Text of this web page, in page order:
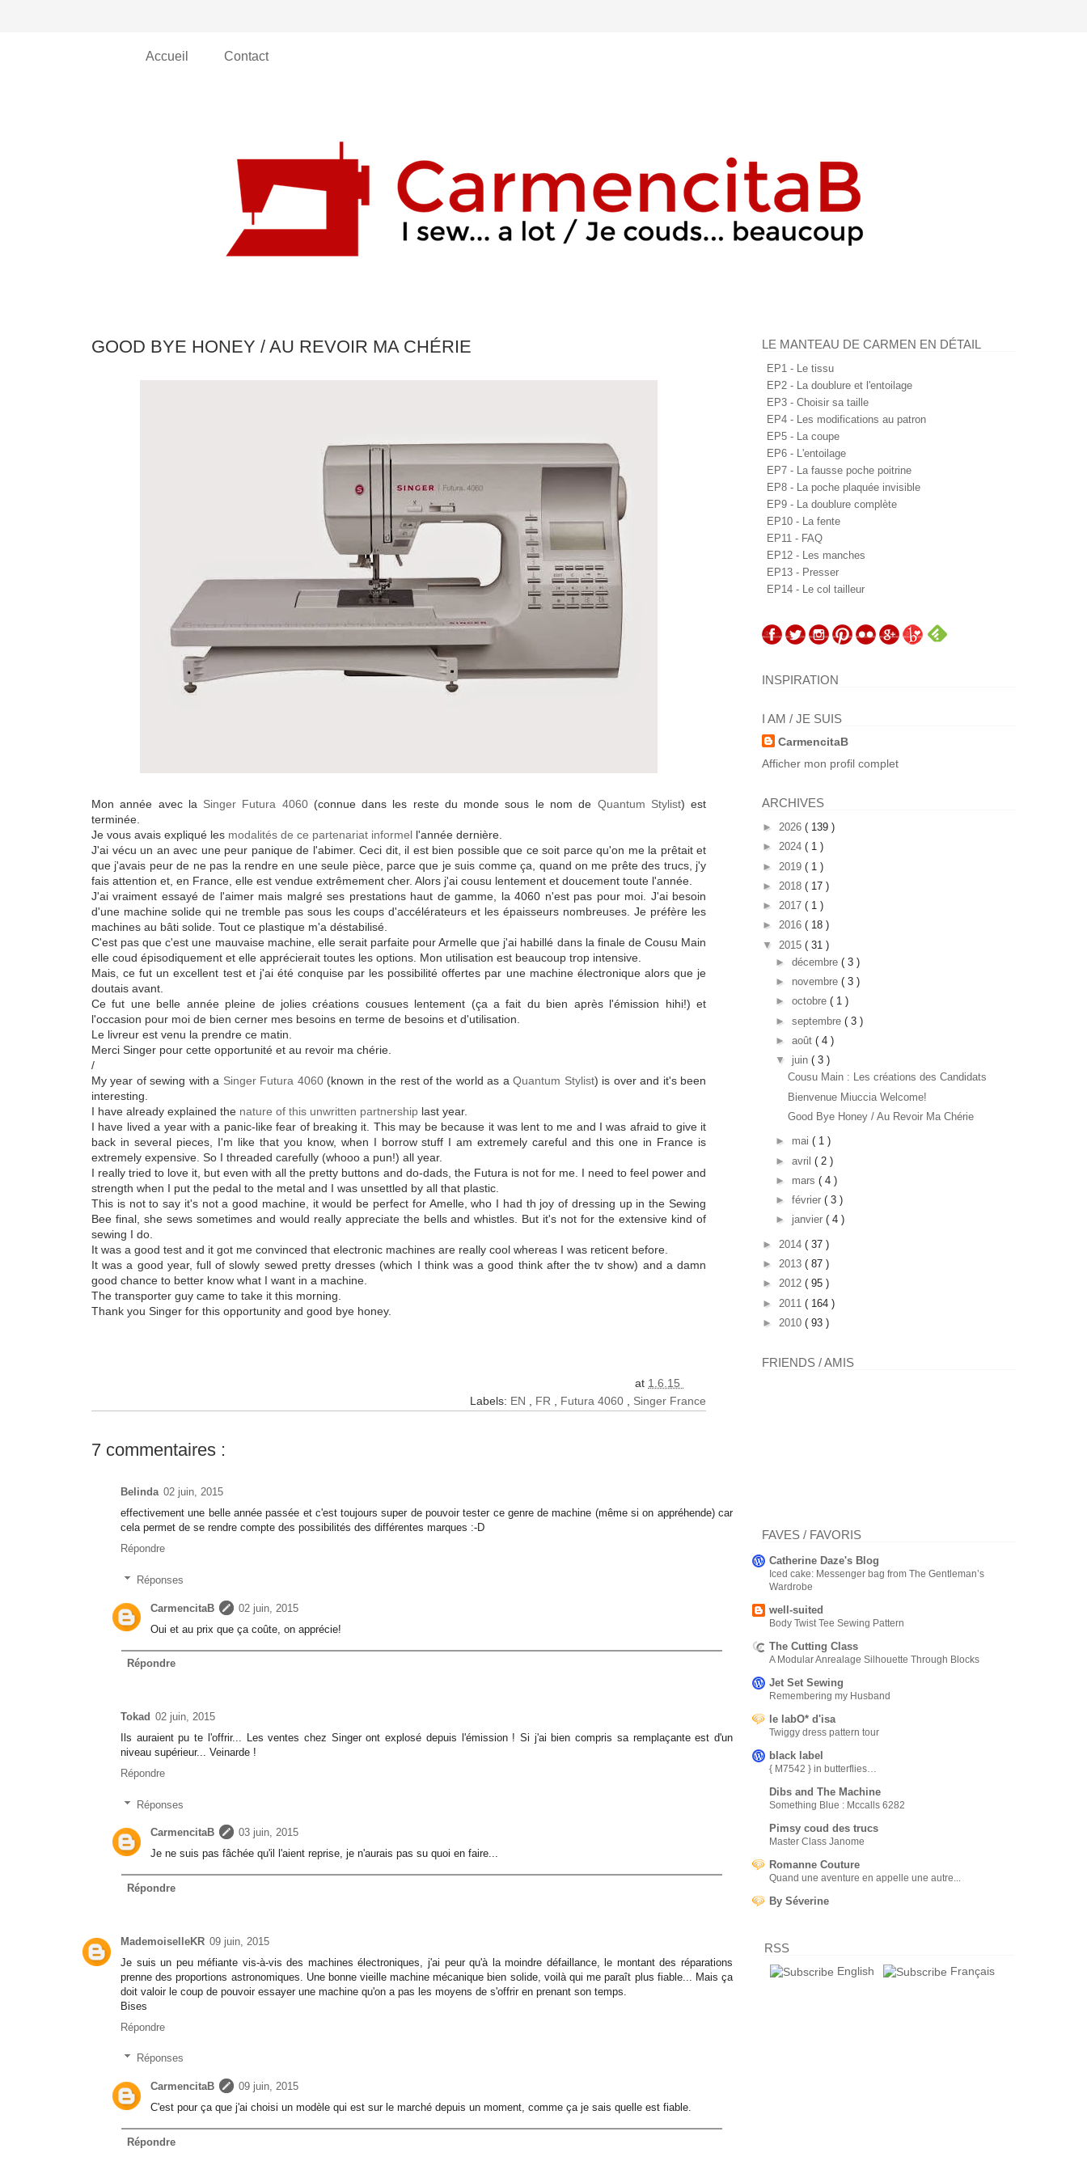
Accueil Contact
GOOD BYE HONEY / AU REVOIR MA CHÉRIE
Mon année avec la Singer Futura 4060(connue dans les reste du monde sous le nom de Quantum Stylist) est
terminée.
Je vous avais expliqué les modalités de ce partenariat informel l'année dernière.
J'ai vécu un an avec une peur panique de l'abimer. Ceci dit, il est bien possible que ce soit parce qu'on me la prêtait et
que j'avais peur de ne pas la rendre en une seule pièce, parce que je suis comme ça, quand on me prête des trucs, j'y
fais attention et, en France, elle est vendue extrêmement cher. Alors j'ai cousu lentement et doucement toute l'année.
J'ai vraiment essayé de l'aimer mais malgré ses prestations haut de gamme, la 4060 n'est pas pour moi. J'ai besoin
d'une machine solide qui ne tremble pas sous les coups d'accélérateurs et les épaisseurs nombreuses. Je préfère les
machines au bâti solide. Tout ce plastique m'a déstabilisé.
C'est pas que c'est une mauvaise machine, elle serait parfaite pour Armelle que j'ai habillé dans la finale de Cousu Main
elle coud épisodiquement et elle apprécierait toutes les options. Mon utilisation est beaucoup trop intensive.
Mais, ce fut un excellent test et j'ai été conquise par les possibilité offertes par une machine électronique alors que je
doutais avant.
Ce fut une belle année pleine de jolies créations cousues lentement (ça a fait du bien après l'émission hihi!) et
l'occasion pour moi de bien cerner mes besoins en terme de besoins et d'utilisation.
Le livreur est venu la prendre ce matin.
Merci Singer pour cette opportunité et au revoir ma chérie.
/
My year of sewing with a Singer Futura 4060(known in the rest of the world as aQuantum Stylist) is over and it's been
interesting.
I have already explained the nature of this unwritten partnership last year.
I have lived a year with a panic-like fear of breaking it. This may be because it was lent to me and I was afraid to give it
back in several pieces, I'm like that you know, when I borrow stuff I am extremely careful and this one in France is
extremely expensive. So I threaded carefully (whooo a pun!) all year.
I really tried to love it, but even with all the pretty buttons and do-dads, the Futura is not for me. I need to feel power and
strength when I put the pedal to the metal and I was unsettled by all that plastic.
This is not to say it's not a good machine, it would be perfect for Amelle, who I had th joy of dressing up in the Sewing
Bee final, she sews sometimes and would really appreciate the bells and whistles. But it's not for the extensive kind of
sewing I do.
It was a good test and it got me convinced that electronic machines are really cool whereas I was reticent before.
It was a good year, full of slowly sewed pretty dresses (which I think was a good think after the tv show) and a damn
good chance to better know what I want in a machine.
The transporter guy came to take it this morning.
Thank you Singer for this opportunity and good bye honey.
at 1.6.15
Labels: EN , FR , Futura 4060 , Singer France
7 commentaires :
Belinda 02 juin, 2015
effectivement une belle année passée et c'est toujours super de pouvoir tester ce genre de machine (même si on appréhende) car
cela permet de se rendre compte des possibilités des différentes marques :-D
Répondre
Réponses
CarmencitaB
02 juin, 2015
Oui et au prix que ça coûte, on apprécie!
Répondre
Tokad 02 juin, 2015
Ils auraient pu te l'offrir... Les ventes chez Singer ont explosé depuis l'émission ! Si j'ai bien compris sa remplaçante est d'un
niveau supérieur... Veinarde !
Répondre
Réponses
CarmencitaB
03 juin, 2015
Je ne suis pas fâchée qu'il l'aient reprise, je n'aurais pas su quoi en faire...
Répondre
MademoiselleKR 09 juin, 2015
Je suis un peu méfiante vis-à-vis des machines électroniques, j'ai peur qu'à la moindre défaillance, le montant des réparations
prenne des proportions astronomiques. Une bonne vieille machine mécanique bien solide, voilà qui me paraît plus fiable... Mais ça
doit valoir le coup de pouvoir essayer une machine qu'on a pas les moyens de s'offrir en prenant son temps.
Bises
Répondre
Réponses
CarmencitaB
09 juin, 2015
C'est pour ça que j'ai choisi un modèle qui est sur le marché depuis un moment, comme ça je sais quelle est fiable.
Répondre
LE MANTEAU DE CARMEN EN DÉTAIL
EP1 - Le tissu
EP2 - La doublure et l'entoilage
EP3 - Choisir sa taille
EP4 - Les modifications au patron
EP5 - La coupe
EP6 - L'entoilage
EP7 - La fausse poche poitrine
EP8 - La poche plaquée invisible
EP9 - La doublure complète
EP10 - La fente
EP11 - FAQ
EP12 - Les manches
EP13 - Presser
EP14 - Le col tailleur
INSPIRATION
I AM / JE SUIS
CarmencitaB
Afficher mon profil complet
ARCHIVES
► 2026 ( 139 )
► 2024 ( 1 )
► 2019 ( 1 )
► 2018 ( 17 )
► 2017 ( 1 )
► 2016 ( 18 )
▼ 2015 ( 31 )
► décembre ( 3 )
► novembre ( 3 )
► octobre ( 1 )
► septembre ( 3 )
► août ( 4 )
▼ juin ( 3 )
Cousu Main : Les créations des Candidats
Bienvenue Miuccia Welcome!
Good Bye Honey / Au Revoir Ma Chérie
► mai ( 1 )
► avril ( 2 )
► mars ( 4 )
► février ( 3 )
► janvier ( 4 )
► 2014 ( 37 )
► 2013 ( 87 )
► 2012 ( 95 )
► 2011 ( 164 )
► 2010 ( 93 )
FRIENDS / AMIS
FAVES / FAVORIS
Catherine Daze's Blog
Iced cake: Messenger bag from The Gentleman’s
Wardrobe
well-suited
Body Twist Tee Sewing Pattern
The Cutting Class
A Modular Anrealage Silhouette Through Blocks
Jet Set Sewing
Remembering my Husband
le labO* d'isa
Twiggy dress pattern tour
black label
{ M7542 } in butterflies…
Dibs and The Machine
Something Blue : Mccalls 6282
Pimsy coud des trucs
Master Class Janome
Romanne Couture
Quand une aventure en appelle une autre...
By Séverine
RSS
English Français